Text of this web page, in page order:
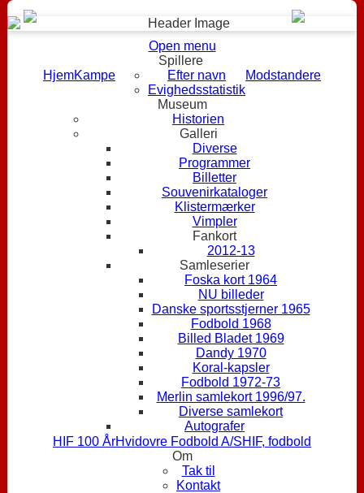
Open menu
HjemKampe
Spillere
Efter navn
Evighedsstatistik
Modstandere
Museum
Historien
Galleri
Diverse
Programmer
Billetter
Souvenirkataloger
Klistermærker
Vimpler
Fankort
2012-13
Samleserier
Foska kort 1964
NU billeder
Danske sportsstjerner 1965
Fodbold 1968
Billed Bladet 1969
Dandy 1970
Koral-kapsler
Fodbold 1972-73
Merlin samlekort 1996/97.
Diverse samlekort
Autografer
HIF 100 ÅrHvidovre Fodbold A/SHIF, fodbold
Om
Tak til
Kontakt